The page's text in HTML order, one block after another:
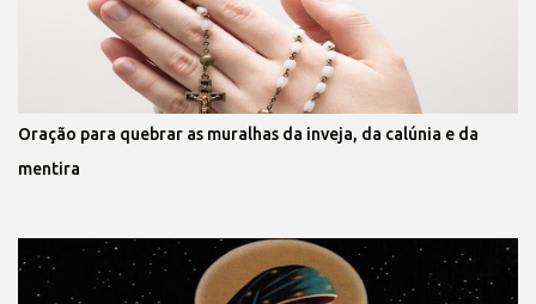
Oração para quebrar as muralhas da inveja, da calúnia e da
mentira